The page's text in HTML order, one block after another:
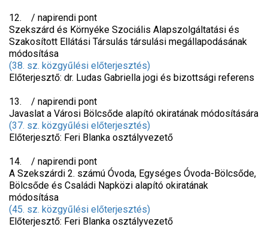
12. / napirendi pont
Szekszárd és Környéke Szociális Alapszolgáltatási és
Szakosított Ellátási Társulás társulási megállapodásának
módosítása
(38. sz. közgyűlési előterjesztés)
Előterjesztő: dr. Ludas Gabriella jogi és bizottsági referens
13. / napirendi pont
Javaslat a Városi Bölcsőde alapító okiratának módosítására
(37. sz. közgyűlési előterjesztés)
Előterjesztő: Feri Blanka osztályvezető
14. / napirendi pont
A Szekszárdi 2. számú Óvoda, Egységes Óvoda-Bölcsőde,
Bölcsőde és Családi Napközi alapító okiratának
módosítása
(45. sz. közgyűlési előterjesztés)
Előterjesztő: Feri Blanka osztályvezető